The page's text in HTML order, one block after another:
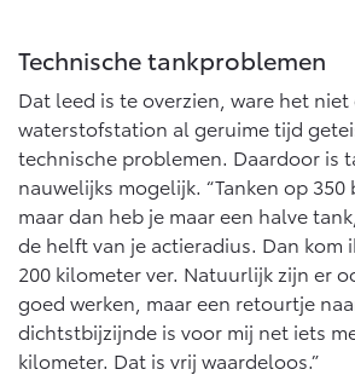
Technische tankproblemen
Dat leed is te overzien, ware het
waterstofstation al geruime tijd
technische problemen. Daardoor is
nauwelijks mogelijk. “Tanken op 350
maar dan heb je maar een halve
de helft van je actieradius. Dan kom
200 kilometer ver. Natuurlijk zijn er
goed werken, maar een retourtje
dichtstbijzijnde is voor mij net iets
kilometer. Dat is vrij waardeloos.”